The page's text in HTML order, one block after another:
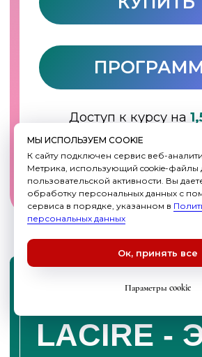
МЫ ИСПОЛЬЗУЕМ COOKIE
К сайту подключен сервис веб-
Метрика, использующий cookie-файлы
пользовательской активности. Вы
обработку персональных данных с
сервиса в порядке, указанном в
персональных данных
Ок, принять все
Параметры cookie